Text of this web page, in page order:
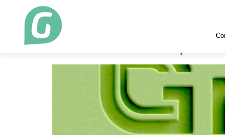
Etiqueta:
Nueva identidad,